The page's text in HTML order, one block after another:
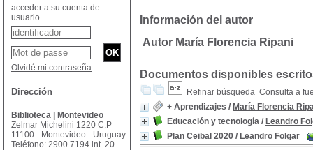
Información del autor
Autor María Florencia Ripani
Documentos disponibles
Refinar búsqueda Consulta a
+ Aprendizajes / María Florencia
Educación y tecnología / Leandro
Plan Ceibal 2020 / Leandro Folgar
acceder a su cuenta de
usuario
Olvidé mi contraseña
Dirección
Biblioteca | Montevideo
Zelmar Michelini 1220 C.P
11100 - Montevideo - Uruguay
Teléfono: 2900 7194 int. 20